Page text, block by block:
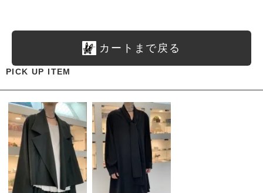
カートまで戻る
PICK UP ITEM